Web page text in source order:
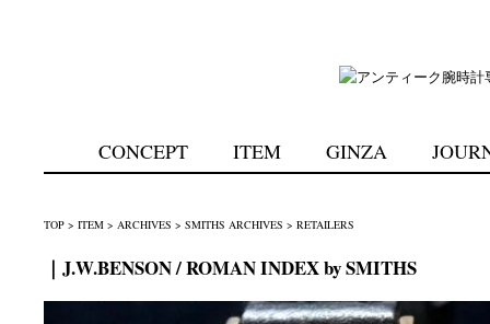
CONCEPT ITEM GINZA
TOP > ITEM > ARCHIVES > SMITHS ARCHIVES > RETAILERS
｜J.W.BENSON / ROMAN INDEX by SMITHS